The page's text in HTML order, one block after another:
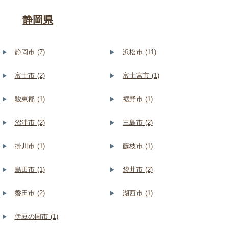
静岡県
静岡市 (7) 浜松市 (11)
富士市 (2) 富士宮市 (1)
駿東郡 (1) 裾野市 (1)
沼津市 (2) 三島市 (2)
掛川市 (1) 藤枝市 (1)
島田市 (1) 袋井市 (2)
磐田市 (2) 湖西市 (1)
伊豆の国市 (1)